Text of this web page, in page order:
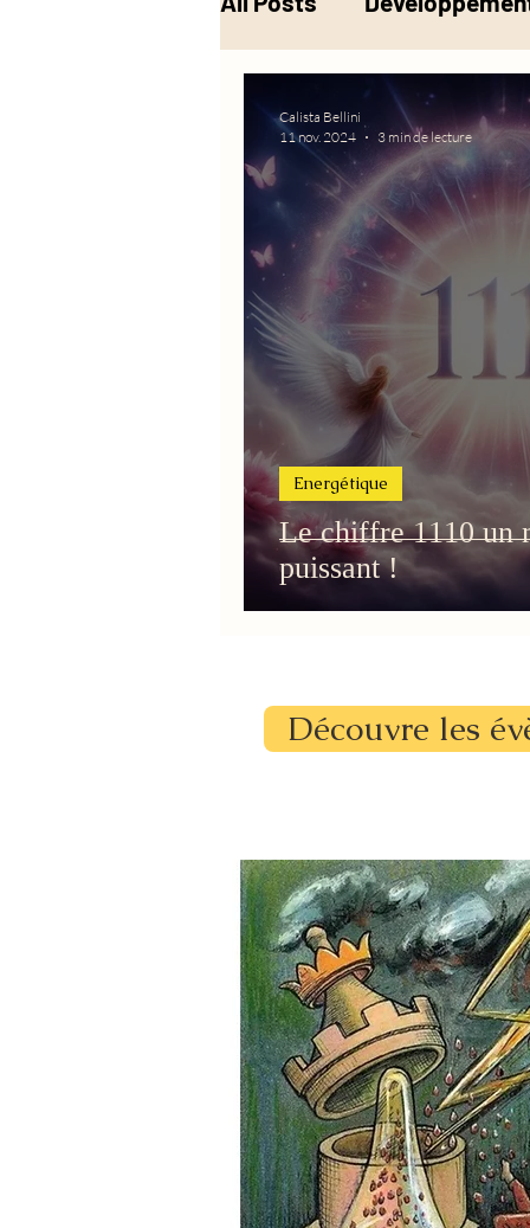
Alchimie
Le chiffre 1110 un
puissant !
Energétique
Calista Bellini
11 nov. 2024
3 min de lecture
Découvre les